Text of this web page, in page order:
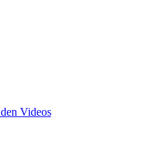
Videos